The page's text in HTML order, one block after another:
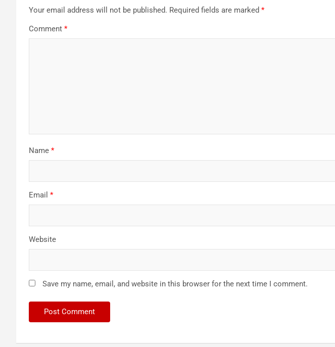
Your email address will not be published. Required fields are marked *
Comment *
Name *
Email *
Website
Save my name, email, and website in this browser for the next time I comment.